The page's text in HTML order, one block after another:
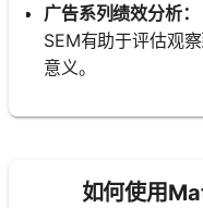
广告系列绩效分析：
SEM有助于评估观
意义。
如何使用